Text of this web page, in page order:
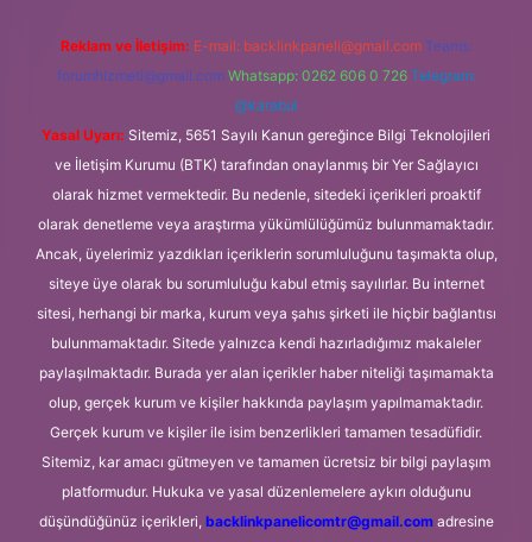
Reklam ve İletişim: E-mail: backlinkpaneli@gmail.com Teams:
forumhizmeti@gmail.com Whatsapp: 0262 606 0 726 Telegram:
@karabul
Yasal Uyarı: Sitemiz, 5651 Sayılı Kanun gereğince Bilgi Teknolojileri
ve İletişim Kurumu (BTK) tarafından onaylanmış bir Yer Sağlayıcı
olarak hizmet vermektedir. Bu nedenle, sitedeki içerikleri proaktif
olarak denetleme veya araştırma yükümlülüğümüz bulunmamaktadır.
Ancak, üyelerimiz yazdıkları içeriklerin sorumluluğunu taşımakta olup,
siteye üye olarak bu sorumluluğu kabul etmiş sayılırlar. Bu internet
sitesi, herhangi bir marka, kurum veya şahıs şirketi ile hiçbir bağlantısı
bulunmamaktadır. Sitede yalnızca kendi hazırladığımız makaleler
paylaşılmaktadır. Burada yer alan içerikler haber niteliği taşımamakta
olup, gerçek kurum ve kişiler hakkında paylaşım yapılmamaktadır.
Gerçek kurum ve kişiler ile isim benzerlikleri tamamen tesadüfidir.
Sitemiz, kar amacı gütmeyen ve tamamen ücretsiz bir bilgi paylaşım
platformudur. Hukuka ve yasal düzenlemelere aykırı olduğunu
düşündüğünüz içerikleri, backlinkpanelicomtr@gmail.comadresine